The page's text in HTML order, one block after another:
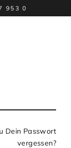
953 0
Dein Passwort
vergessen?